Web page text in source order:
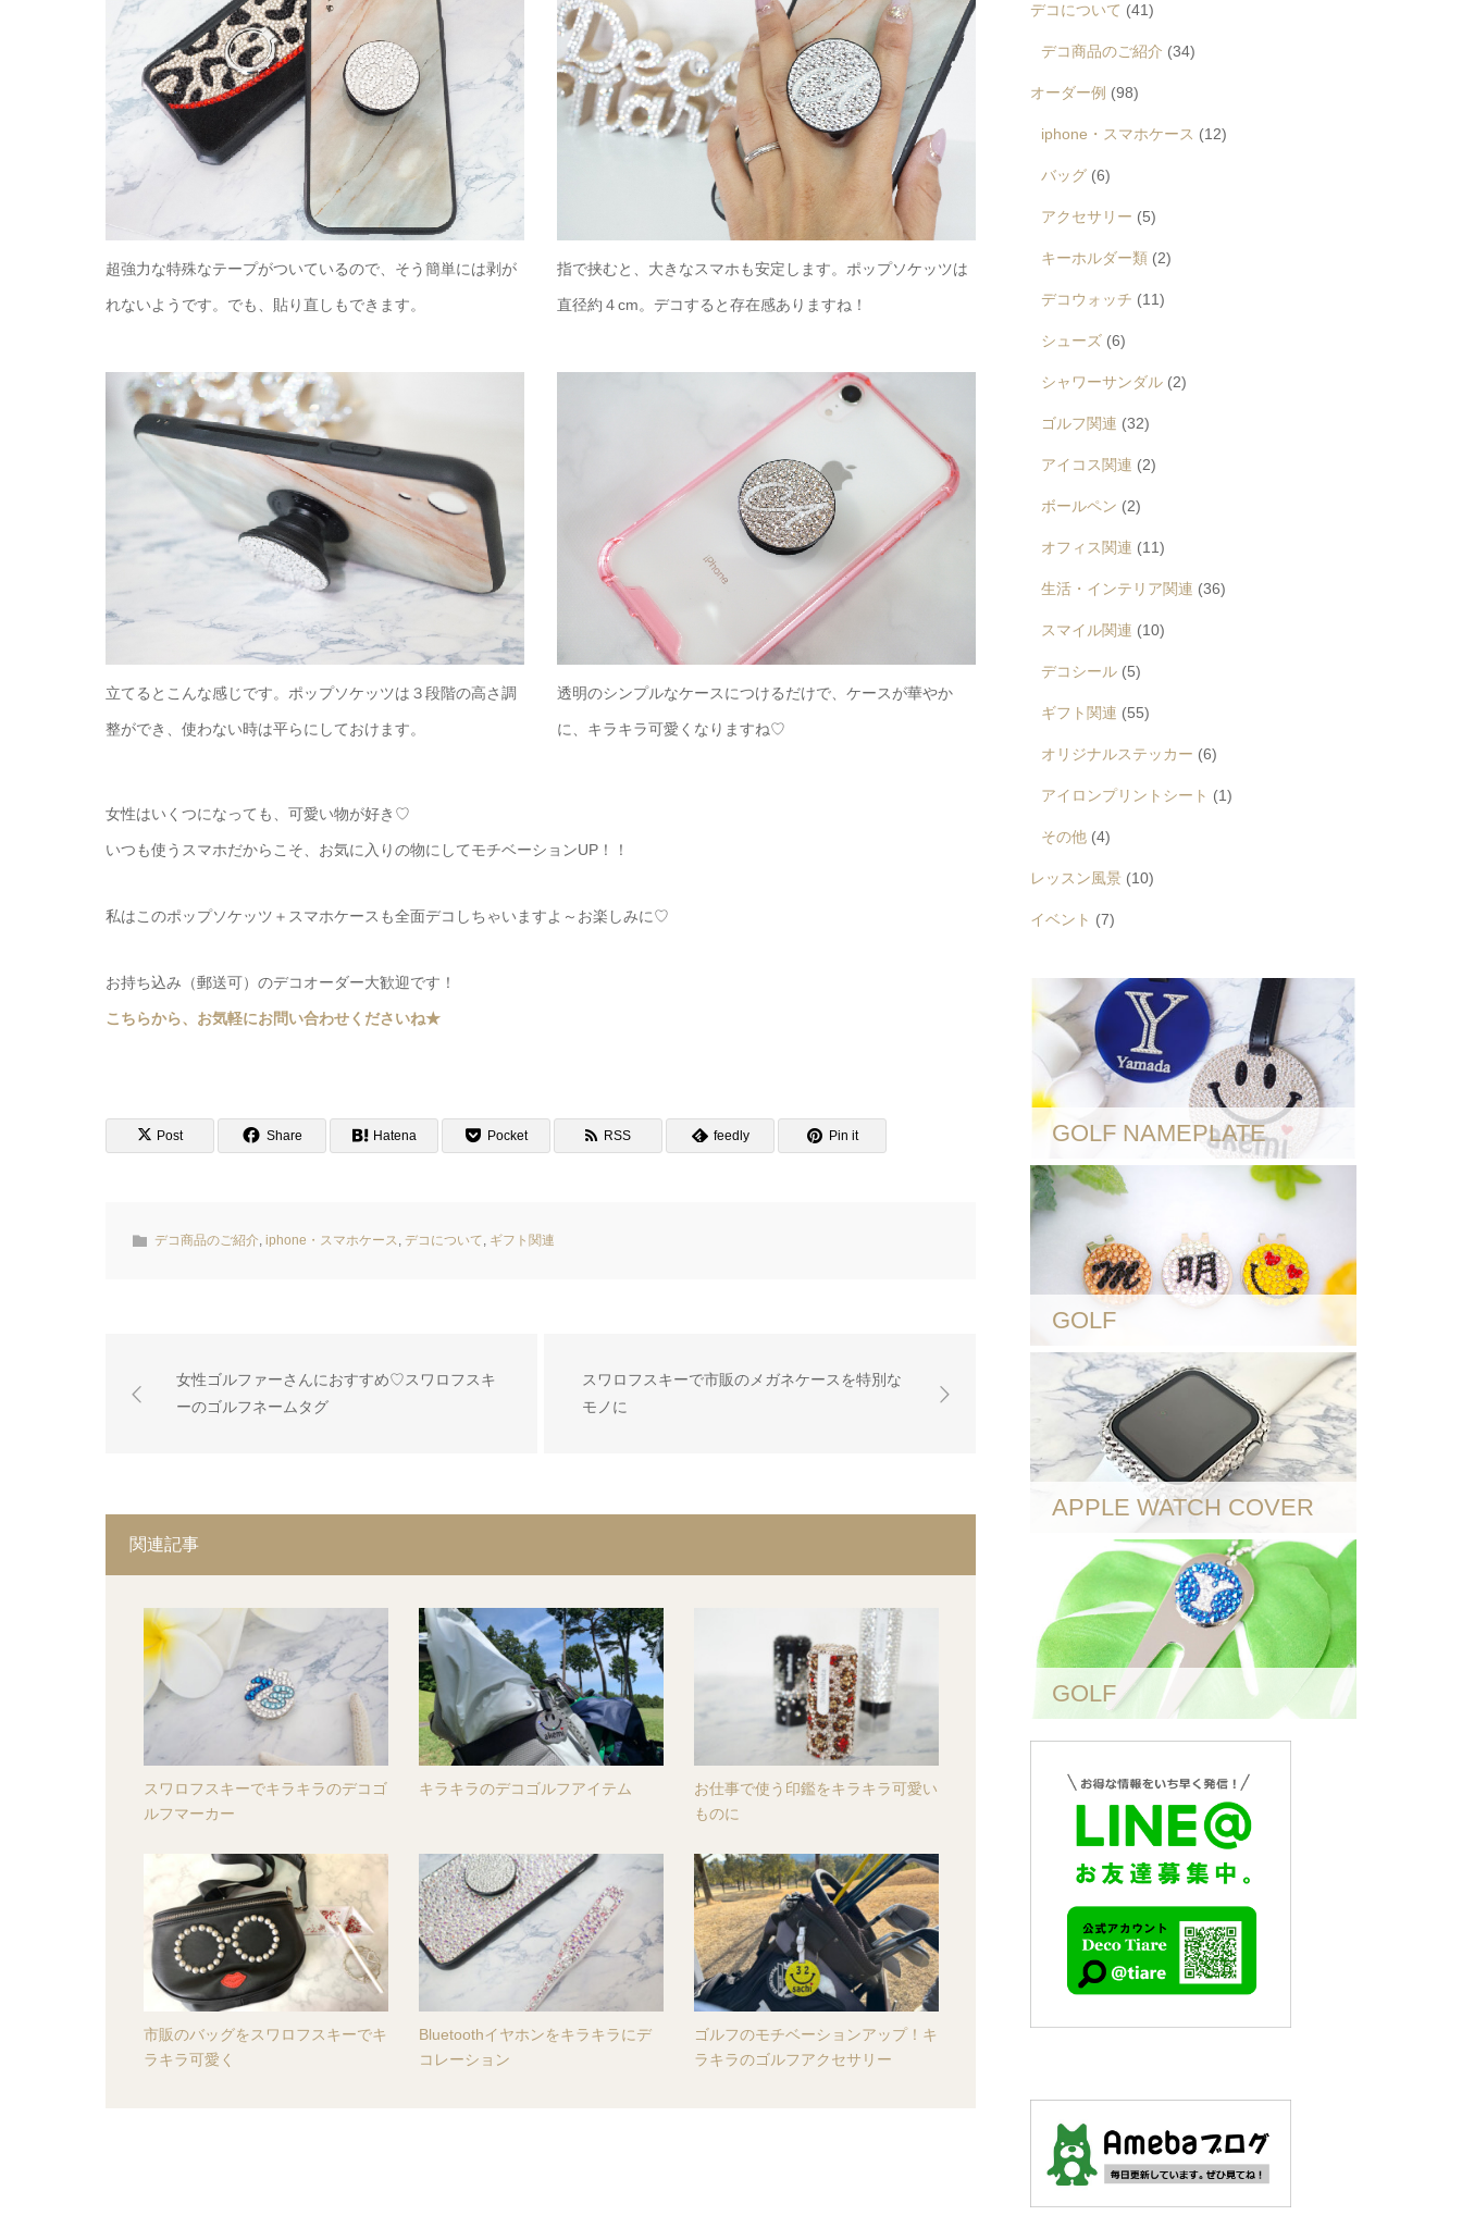
超強力な特殊なテープがついているので、そう簡単には剥が
れないようです。でも、貼り直しもできます。
指で挟むと、大きなスマホも安定します。ポップソケッツは
直径約４cm。デコすると存在感ありますね！
立てるとこんな感じです。ポップソケッツは３段階の高さ調
整ができ、使わない時は平らにしておけます。
透明のシンプルなケースにつけるだけで、ケースが華やか
に、キラキラ可愛くなりますね♡
女性はいくつになっても、可愛い物が好き♡
いつも使うスマホだからこそ、お気に入りの物にしてモチベーションUP！！
私はこのポップソケッツ＋スマホケースも全面デコしちゃいますよ～お楽しみに♡
お持ち込み（郵送可）のデコオーダー大歓迎です！
こちらから、お気軽にお問い合わせくださいね★
Post Share Hatena Pocket RSS feedly Pin it
デコ商品のご紹介, iphone・スマホケース, デコについて, ギフト関連
女性ゴルファーさんにおすすめ♡スワロフスキ
ーのゴルフネームタグ
スワロフスキーで市販のメガネケースを特別な
モノに
関連記事
スワロフスキーでキラキラのデコゴ
ルフマーカー
キラキラのデコゴルフアイテム
お仕事で使う印鑑をキラキラ可愛い
ものに
市販のバッグをスワロフスキーでキ
ラキラ可愛く
Bluetoothイヤホンをキラキラにデ
コレーション
ゴルフのモチベーションアップ！キ
ラキラのゴルフアクセサリー
デコについて (41)
デコ商品のご紹介 (34)
オーダー例 (98)
iphone・スマホケース (12)
バッグ (6)
アクセサリー (5)
キーホルダー類 (2)
デコウォッチ (11)
シューズ (6)
シャワーサンダル (2)
ゴルフ関連 (32)
アイコス関連 (2)
ボールペン (2)
オフィス関連 (11)
生活・インテリア関連 (36)
スマイル関連 (10)
デコシール (5)
ギフト関連 (55)
オリジナルステッカー (6)
アイロンプリントシート (1)
その他 (4)
レッスン風景 (10)
イベント (7)
GOLF NAMEPLATE
GOLF
APPLE WATCH COVER
GOLF